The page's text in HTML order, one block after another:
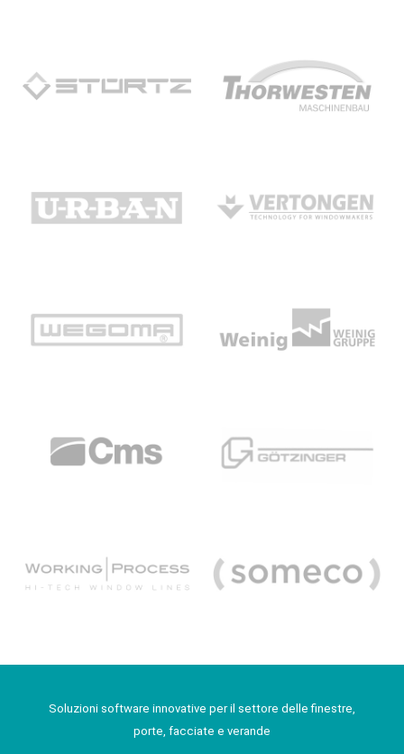
Soluzioni software innovative per il settore delle finestre,
porte, facciate e verande